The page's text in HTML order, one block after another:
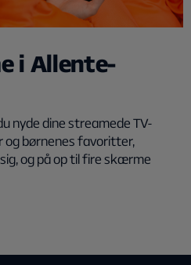
i Allente-
nyde dine streamede TV-
og børnenes favoritter,
og på op til fire skærme